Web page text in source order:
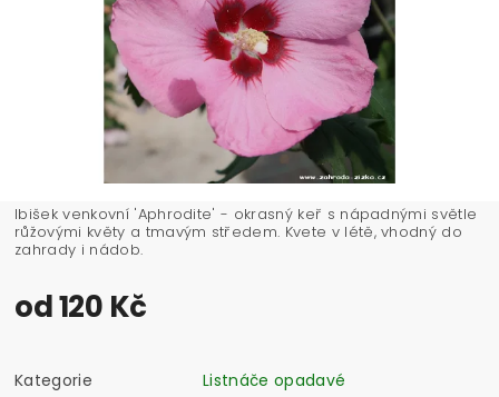
Ibišek venkovní 'Aphrodite' - okrasný keř s nápadnými světle
růžovými květy a tmavým středem. Kvete v létě, vhodný do
zahrady i nádob.
od 120 Kč
Kategorie
Listnáče opadavé